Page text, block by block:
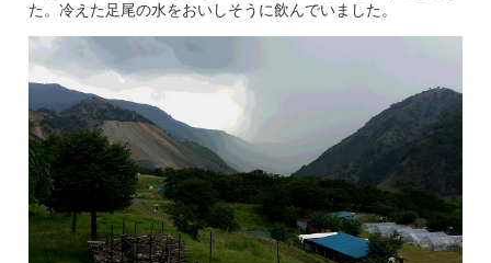
た。冷えた足尾の水をおいしそうに飲んでいました。